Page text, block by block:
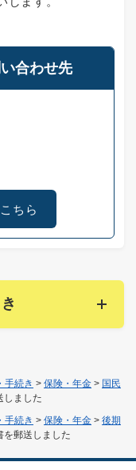
手続き > 保険・年金 > 国民
しました
手続き > 保険・年金 > 後期
を郵送しました
合わせ先
ちら